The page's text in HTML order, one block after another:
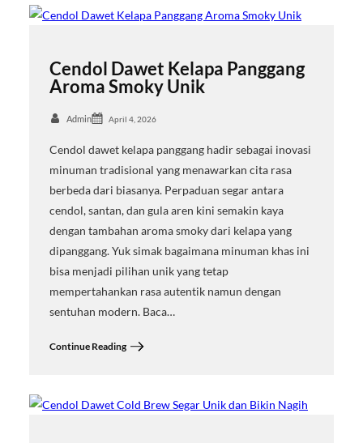
Cendol Dawet Kelapa Panggang
Aroma Smoky Unik
Admin April 4, 2026
Cendol dawet kelapa panggang hadir sebagai inovasi
minuman tradisional yang menawarkan cita rasa
berbeda dari biasanya. Perpaduan segar antara
cendol, santan, dan gula aren kini semakin kaya
dengan tambahan aroma smoky dari kelapa yang
dipanggang. Yuk simak bagaimana minuman khas ini
bisa menjadi pilihan unik yang tetap
mempertahankan rasa autentik namun dengan
sentuhan modern. Baca…
Continue Reading